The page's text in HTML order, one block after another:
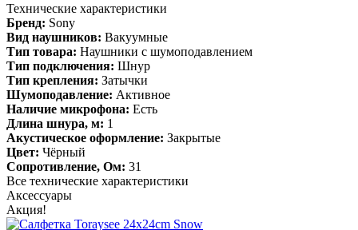
Технические характеристики
Бренд: Sony
Вид наушников: Вакуумные
Тип товара: Наушники с шумоподавлением
Тип подключения: Шнур
Тип крепления: Затычки
Шумоподавление: Активное
Наличие микрофона: Есть
Длина шнура, м: 1
Акустическое оформление: Закрытые
Цвет: Чёрный
Сопротивление, Ом: 31
Все технические характеристики
Аксессуары
Акция!